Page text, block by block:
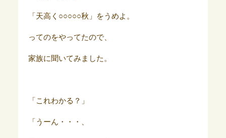
「天高く○○○○○秋」をうめよ。
ってのをやってたので、
家族に聞いてみました。
「これわかる？」
「うーん・・・、